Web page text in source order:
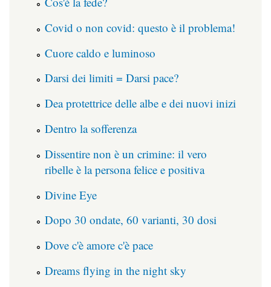
Covid o non covid: questo è il problema!
Cuore caldo e luminoso
Darsi dei limiti = Darsi pace?
Dea protettrice delle albe e dei nuovi inizi
Dentro la sofferenza
Dissentire non è un crimine: il vero
ribelle è la persona felice e positiva
Divine Eye
Dopo 30 ondate, 60 varianti, 30 dosi
Dove c'è amore c'è pace
Dreams flying in the night sky